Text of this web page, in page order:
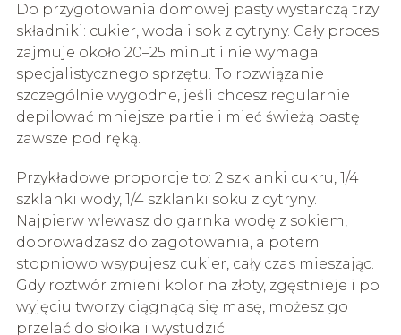
Do przygotowania domowej pasty wystarczą trzy
składniki: cukier, woda i sok z cytryny. Cały proces
zajmuje około 20–25 minut i nie wymaga
specjalistycznego sprzętu. To rozwiązanie
szczególnie wygodne, jeśli chcesz regularnie
depilować mniejsze partie i mieć świeżą pastę
zawsze pod ręką.
Przykładowe proporcje to: 2 szklanki cukru, 1/4
szklanki wody, 1/4 szklanki soku z cytryny.
Najpierw wlewasz do garnka wodę z sokiem,
doprowadzasz do zagotowania, a potem
stopniowo wsypujesz cukier, cały czas mieszając.
Gdy roztwór zmieni kolor na złoty, zgęstnieje i po
wyjęciu tworzy ciągnącą się masę, możesz go
przelać do słoika i wystudzić.